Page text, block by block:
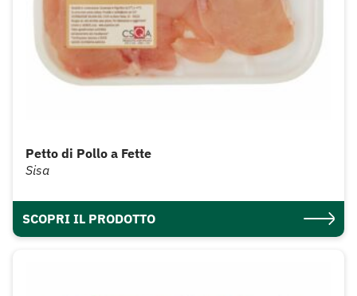
Petto di Pollo a Fette
Sisa
SCOPRI IL PRODOTTO